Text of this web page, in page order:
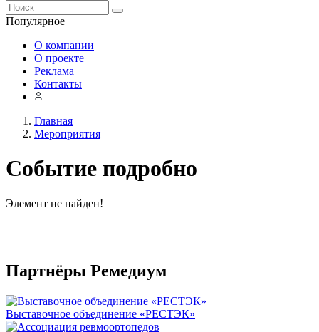
Популярное
О компании
О проекте
Реклама
Контакты
Главная
Мероприятия
Событие подробно
Элемент не найден!
Партнёры Ремедиум
Выставочное объединение «РЕСТЭК»